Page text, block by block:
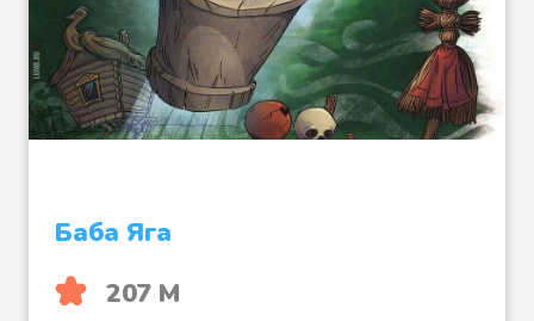
Баба Яга
207 М